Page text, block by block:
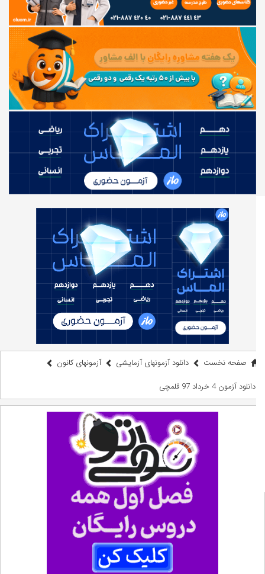
صفحه نخست دانلود آزمونهای آزمایشی
آزمونهای کانون
دانلود آزمون 4 خرداد 97 قلمچی